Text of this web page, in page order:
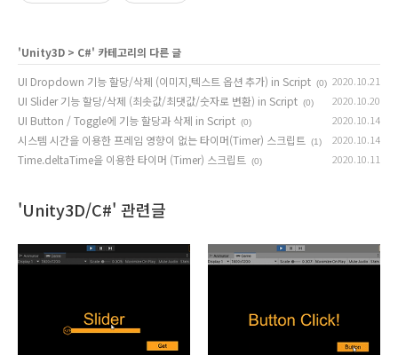
'Unity3D > C#' 카테고리의 다른 글
UI Dropdown 기능 할당/삭제 (이미지,텍스트 옵션 추가) in Script (0) 2020.10.21
UI Slider 기능 할당/삭제 (최솟값/최댓값/숫자로 변환) in Script (0) 2020.10.20
UI Button / Toggle에 기능 할당과 삭제 in Script (0) 2020.10.14
시스템 시간을 이용한 프레임 영향이 없는 타이머(Timer) 스크립트 (1) 2020.10.14
Time.deltaTime을 이용한 타이머 (Timer) 스크립트 (0) 2020.10.11
'Unity3D/C#' 관련글